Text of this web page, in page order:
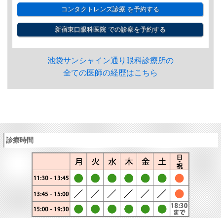
コンタクトレンズ診療を予約する
新宿東口眼科医院での診察を予約する
池袋サンシャイン通り眼科診療所の
全ての医師の経歴はこちら
診療時間